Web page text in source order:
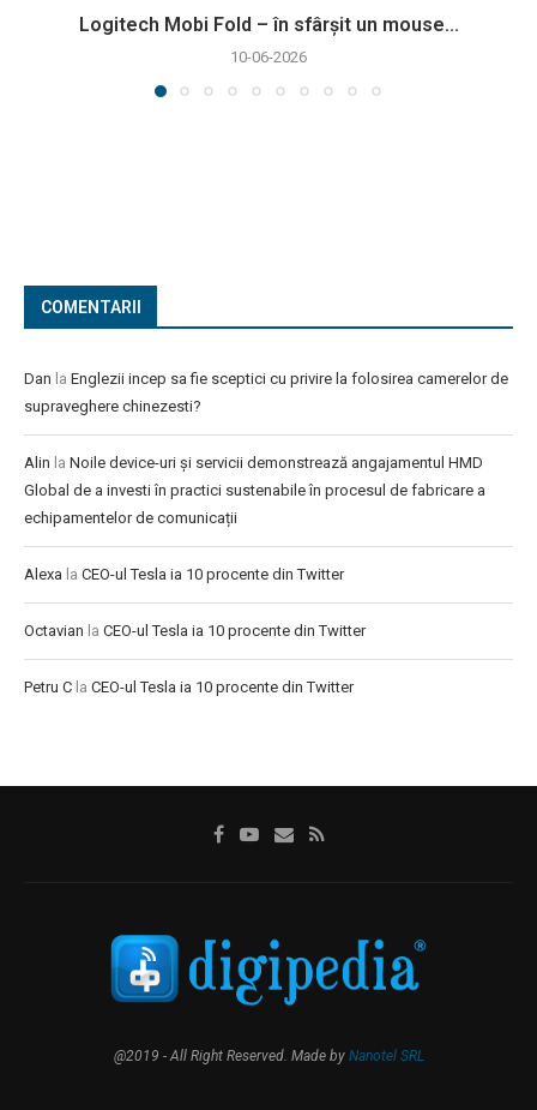
Logitech Mobi Fold – în sfârșit un mouse...
10-06-2026
COMENTARII
Dan la Englezii incep sa fie sceptici cu privire la folosirea camerelor de
supraveghere chinezesti?
Alin la Noile device-uri și servicii demonstrează angajamentul HMD
Global de a investi în practici sustenabile în procesul de fabricare a
echipamentelor de comunicații
Alexa la CEO-ul Tesla ia 10 procente din Twitter
Octavian la CEO-ul Tesla ia 10 procente din Twitter
Petru C la CEO-ul Tesla ia 10 procente din Twitter
@2019 - All Right Reserved. Made by Nanotel SRL